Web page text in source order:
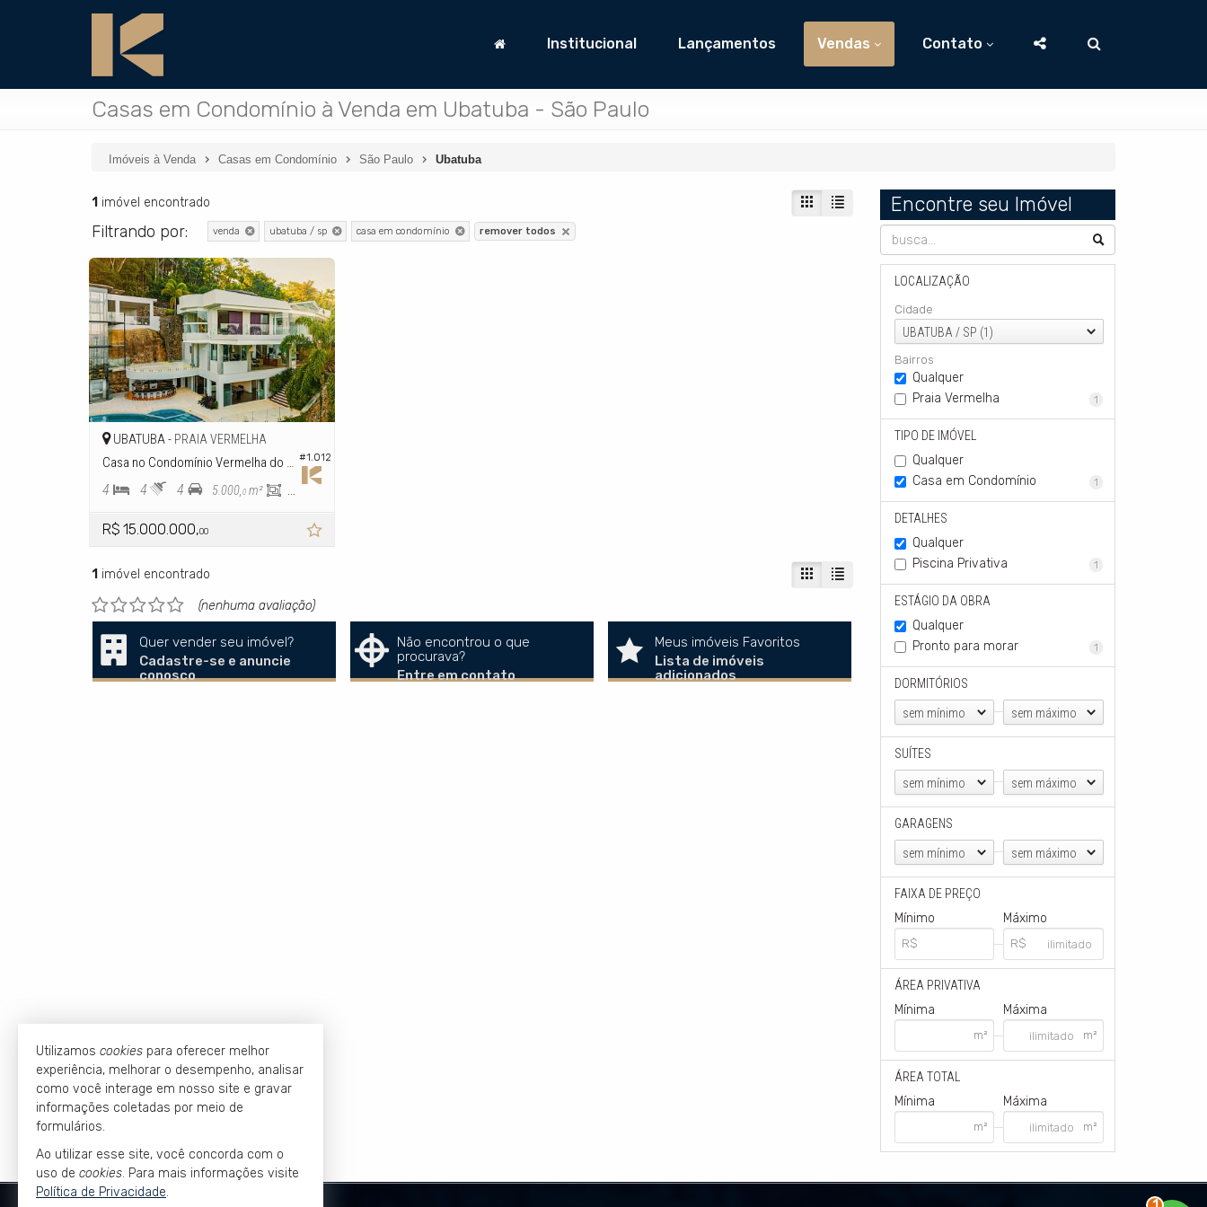
Institucional Lançamentos Vendas Contato
Casas em Condomínio à Venda em Ubatuba - São Paulo
Imóveis à Venda Casas em Condomínio São Paulo Ubatuba
Encontre seu Imóvel
LOCALIZAÇÃO
Cidade
UBATUBA / SP (1)
Bairros
Qualquer
Praia Vermelha
1
TIPO DE IMÓVEL
Qualquer
Casa em Condomínio
1
DETALHES
Qualquer
Piscina Privativa
1
ESTÁGIO DA OBRA
Qualquer
Pronto para morar
1
DORMITÓRIOS
sem mínimo sem máximo
SUÍTES
sem mínimo sem máximo
GARAGENS
sem mínimo sem máximo
FAIXA DE PREÇO
Mínimo Máximo
ÁREA PRIVATIVA
Mínima Máxima
ÁREA TOTAL
Mínima Máxima
1 imóvel encontrado
Filtrando por: venda ubatuba / sp casa em condomínio remover todos
#1.012
UBATUBA - PRAIA VERMELHA
Casa no Condomínio Vermelha do Sul
4 4 4 5.000,0 m² 1.200,
R$ 15.000.000,00
1 imóvel encontrado
(nenhuma avaliação)
Quer vender seu imóvel?
Cadastre-se e anuncie
conosco
Não encontrou o que
procurava?
Entre em contato
Meus imóveis Favoritos
Lista de imóveis
adicionados
2
Utilizamos cookies para oferecer melhor
experiência, melhorar o desempenho, analisar
como você interage em nosso site e gravar
informações coletadas por meio de
formulários.
Ao utilizar esse site, você concorda com o
uso de cookies. Para mais informações visite
Política de Privacidade.